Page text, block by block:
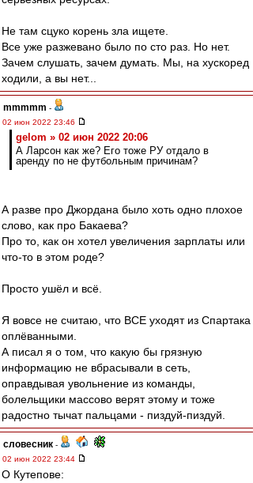
Не там сцуко корень зла ищете.
Все уже разжевано было по сто раз. Но нет.
Зачем слушать, зачем думать. Мы, на хускоред
ходили, а вы нет...
mmmmm -
02 июн 2022 23:46
gelom » 02 июн 2022 20:06
А Ларсон как же? Его тоже РУ отдало в
аренду по не футбольным причинам?
А разве про Джордана было хоть одно плохое
слово, как про Бакаева?
Про то, как он хотел увеличения зарплаты или
что-то в этом роде?
Просто ушёл и всё.
Я вовсе не считаю, что ВСЕ уходят из Спартака
оплёванными.
А писал я о том, что какую бы грязную
информацию не вбрасывали в сеть,
оправдывая увольнение из команды,
болельщики массово верят этому и тоже
радостно тычат пальцами - пиздуй-пиздуй.
словесник -
02 июн 2022 23:44
О Кутепове: